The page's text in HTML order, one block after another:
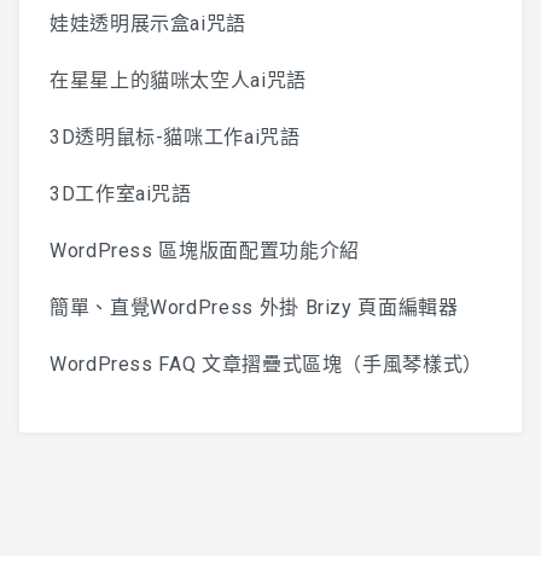
娃娃透明展示盒ai咒語
在星星上的貓咪太空人ai咒語
3D透明鼠标-貓咪工作ai咒語
3D工作室ai咒語
WordPress 區塊版面配置功能介紹
簡單、直覺WordPress 外掛 Brizy 頁面編輯器
WordPress FAQ 文章摺疊式區塊（手風琴樣式）